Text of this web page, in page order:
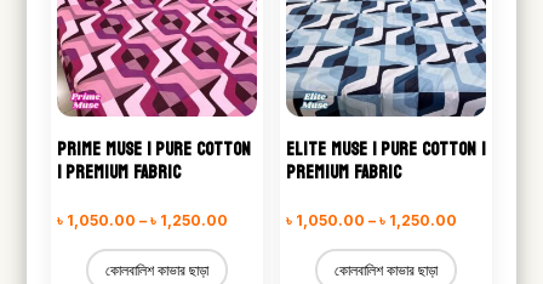
PRIME MUSE | PURE COTTON
| PREMIUM FABRIC
৳ 1,050.00 – ৳ 1,250.00
কোলবালিশ কাভার ছাড়া
ELITE MUSE | PURE COTTON |
PREMIUM FABRIC
৳ 1,050.00 – ৳ 1,250.00
কোলবালিশ কাভার ছাড়া